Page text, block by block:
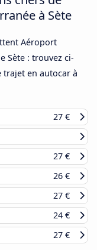
à Sète
Aéroport
Sète : trouvez ci-
trajet en autocar à
27 €
27 €
26 €
27 €
24 €
27 €